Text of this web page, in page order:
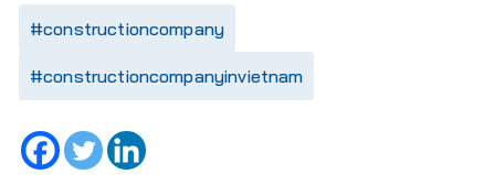
#constructioncompany
#constructioncompanyinvietnam